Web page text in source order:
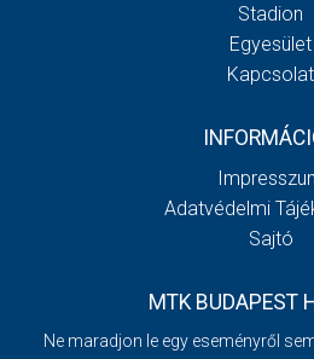
Stadion
Egyesület
Kapcsolat
Adatvédelmi
Sajtó
MTK BUDAPEST
Ne maradjon le egy eseményről